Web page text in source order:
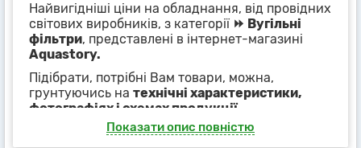
Найвигідніші ціни на обладнання, від провідних
світових виробників, з категорії ⏩ Вугільні
фільтри, представлені в інтернет-магазині
Aquastory.
Підібрати, потрібні Вам товари, можна,
грунтуючись на технічні характеристики,
фотографіях і схемах продукції,
представлених в картках товарів або фільтрах,
на сторінці категорії⏩ Вугільні фільтри
Показати опис повністю